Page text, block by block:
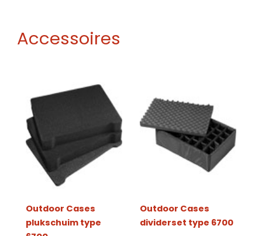
Accessoires
Outdoor Cases
plukschuim type
Outdoor Cases
dividerset type 6700